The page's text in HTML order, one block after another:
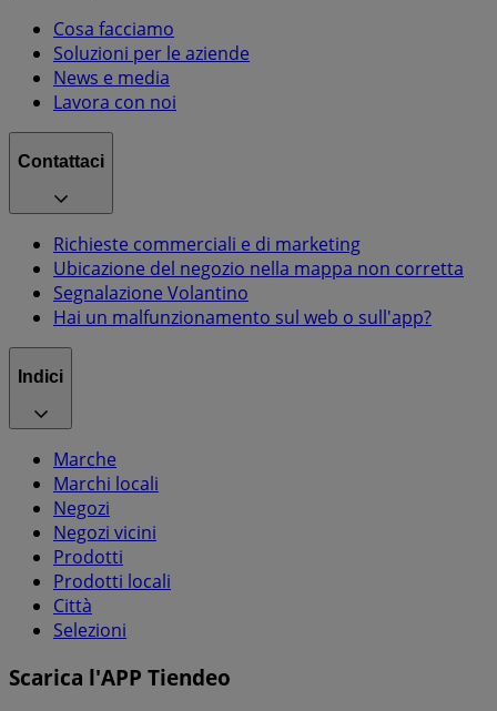
Cosa facciamo
Soluzioni per le aziende
News e media
Lavora con noi
Contattaci
Richieste commerciali e di marketing
Ubicazione del negozio nella mappa non corretta
Segnalazione Volantino
Hai un malfunzionamento sul web o sull'app?
Indici
Marche
Marchi locali
Negozi
Negozi vicini
Prodotti
Prodotti locali
Città
Selezioni
Scarica l'APP Tiendeo